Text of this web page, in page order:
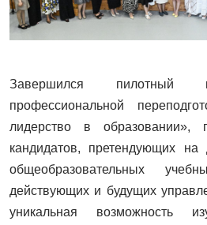
Завершился пилотный
профессиональной
лидерство в образовании»,
кандидатов, претендующих на
общеобразовательных
действующих и будущих
уникальная возможность